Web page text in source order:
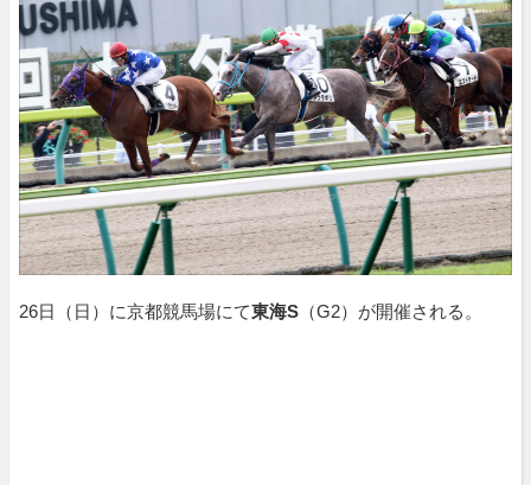
26日（日）に京都競馬場にて東海S （G2）が開催される。